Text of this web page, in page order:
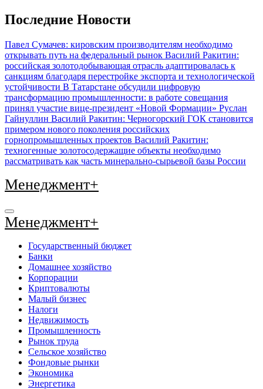
Перейти
к
Последние Новости
Павел Сумачев: кировским производителям необходимо
открывать путь на федеральный рынок Василий Ракитин:
российская золотодобывающая отрасль адаптировалась к
санкциям благодаря перестройке экспорта и технологической
устойчивости В Татарстане обсудили цифровую
трансформацию промышленности: в работе совещания
принял участие вице-президент «Новой Формации» Руслан
Гайнуллин Василий Ракитин: Черногорский ГОК становится
примером нового поколения российских
горнопромышленных проектов Василий Ракитин:
техногенные золотосодержащие объекты необходимо
рассматривать как часть минерально-сырьевой базы России
Менеджмент+
Менеджмент+
Государственный бюджет
Банки
Домашнее хозяйство
Корпорации
Криптовалюты
Малый бизнес
Налоги
Недвижимость
Промышленность
Рынок труда
Сельское хозяйство
Фондовые рынки
Экономика
Энергетика